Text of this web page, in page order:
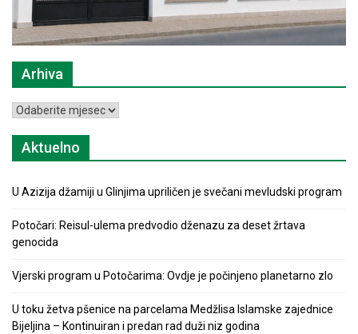
Arhiva
Arhiva
Aktuelno
U Azizija džamiji u Glinjima upriličen je svečani mevludski program
Potočari: Reisul-ulema predvodio dženazu za deset žrtava
genocida
Vjerski program u Potočarima: Ovdje je počinjeno planetarno zlo
U toku žetva pšenice na parcelama Medžlisa Islamske zajednice
Bijeljina – Kontinuiran i predan rad duži niz godina